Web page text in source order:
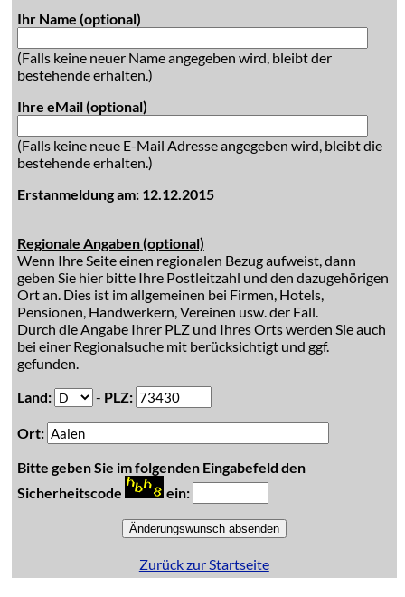
Ihr Name (optional)
(Falls keine neuer Name angegeben wird, bleibt der
bestehende erhalten.)
Ihre eMail (optional)
(Falls keine neue E-Mail Adresse angegeben wird, bleibt die
bestehende erhalten.)
Erstanmeldung am: 12.12.2015
Regionale Angaben (optional)
Wenn Ihre Seite einen regionalen Bezug aufweist, dann
geben Sie hier bitte Ihre Postleitzahl und den dazugehörigen
Ort an. Dies ist im allgemeinen bei Firmen, Hotels,
Pensionen, Handwerkern, Vereinen usw. der Fall.
Durch die Angabe Ihrer PLZ und Ihres Orts werden Sie auch
bei einer Regionalsuche mit berücksichtigt und ggf.
gefunden.
Land:
- PLZ:
Ort:
Bitte geben Sie im folgenden Eingabefeld den
Sicherheitscode
ein:
Zurück zur Startseite